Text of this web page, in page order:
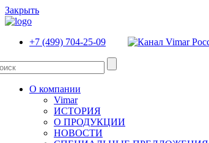
Закрыть
+7 (499) 704-25-09
О компании
Vimar
ИСТОРИЯ
О ПРОДУКЦИИ
НОВОСТИ